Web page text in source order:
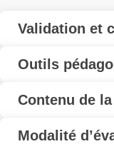
Validation et
Outils
Contenu de
Modalité